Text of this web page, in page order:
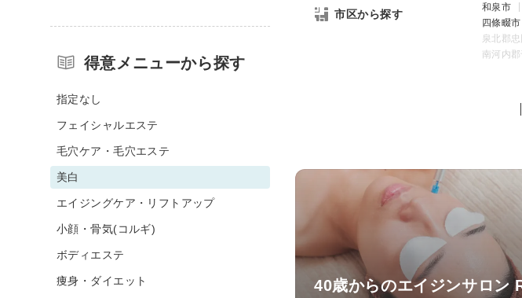
市区から探す
和泉市
四條畷市
泉北郡忠
南河内
40歳からのエイジンサロン
得意メニューから探す
指定なし
フェイシャルエステ
毛穴ケア・毛穴エステ
美白
エイジングケア・リフトアップ
小顔・骨気(コルギ)
ボディエステ
痩身・ダイエット